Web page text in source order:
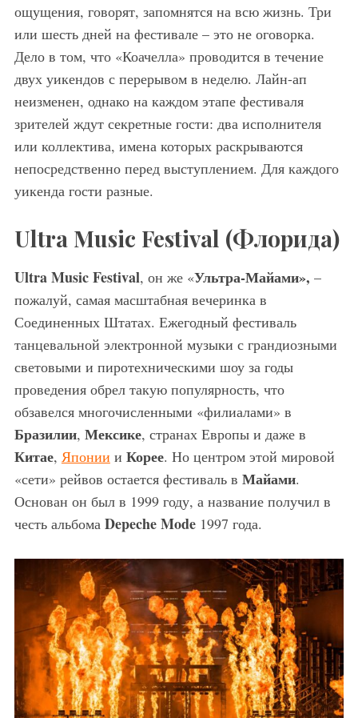
ощущения, говорят, запомнятся на всю жизнь. Три
или шесть дней на фестивале – это не оговорка.
Дело в том, что «Коачелла» проводится в течение
двух уикендов с перерывом в неделю. Лайн-ап
неизменен, однако на каждом этапе фестиваля
зрителей ждут секретные гости: два исполнителя
или коллектива, имена которых раскрываются
непосредственно перед выступлением. Для каждого
уикенда гости разные.
Ultra Music Festival (Флорида)
Ultra Music Festival, он же «Ультра-Майами», –
пожалуй, самая масштабная вечеринка в
Соединенных Штатах. Ежегодный фестиваль
танцевальной электронной музыки с грандиозными
световыми и пиротехническими шоу за годы
проведения обрел такую популярность, что
обзавелся многочисленными «филиалами» в
Бразилии, Мексике, странах Европы и даже в
Китае, Японии и Корее. Но центром этой мировой
«сети» рейвов остается фестиваль в Майами.
Основан он был в 1999 году, а название получил в
честь альбома Depeche Mode1997 года.